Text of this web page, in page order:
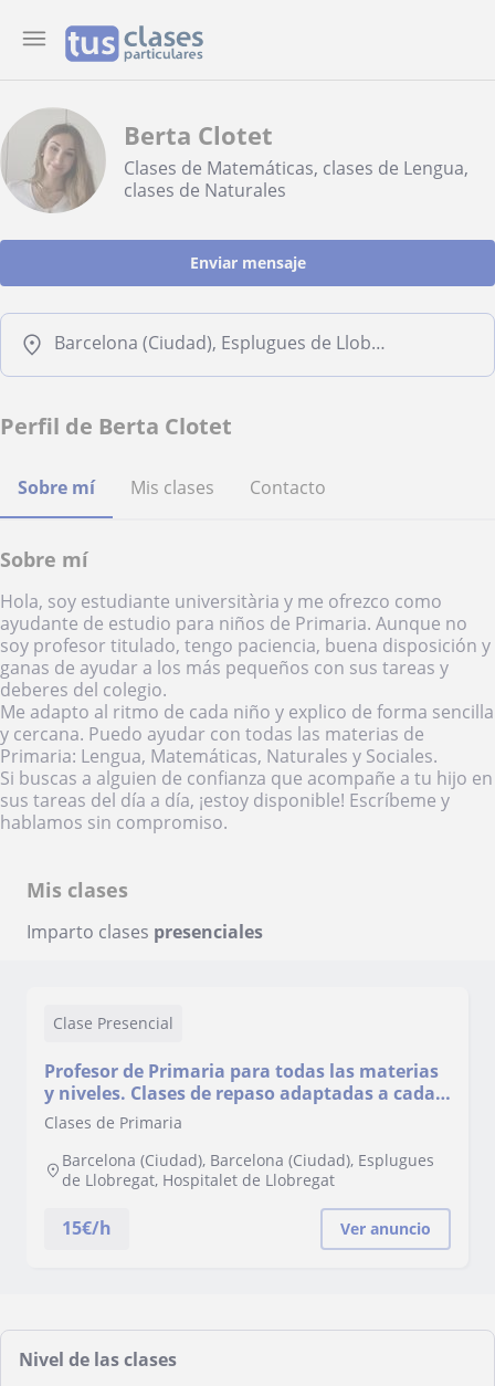
Berta Clotet
Clases de Matemáticas, clases de Lengua,
clases de Naturales
Enviar mensaje
Barcelona (Ciudad), Esplugues de Llobregat, Hospitalet de Llobregat
Perfil de Berta Clotet
Sobre mí Mis clases Contacto
Sobre mí
Hola, soy estudiante universitària y me ofrezco como
ayudante de estudio para niños de Primaria. Aunque no
soy profesor titulado, tengo paciencia, buena disposición y
ganas de ayudar a los más pequeños con sus tareas y
deberes del colegio.
Me adapto al ritmo de cada niño y explico de forma sencilla
y cercana. Puedo ayudar con todas las materias de
Primaria: Lengua, Matemáticas, Naturales y Sociales.
Si buscas a alguien de confianza que acompañe a tu hijo en
sus tareas del día a día, ¡estoy disponible! Escríbeme y
hablamos sin compromiso.
Mis clases
Imparto clases presenciales
Clase Presencial
Profesor de Primaria para todas las materias
y niveles. Clases de repaso adaptadas a cada
alumno, con paciencia y metodología cerc
Clases de Primaria
Barcelona (Ciudad), Barcelona (Ciudad), Esplugues
de Llobregat, Hospitalet de Llobregat
15€/h Ver anuncio
Nivel de las clases